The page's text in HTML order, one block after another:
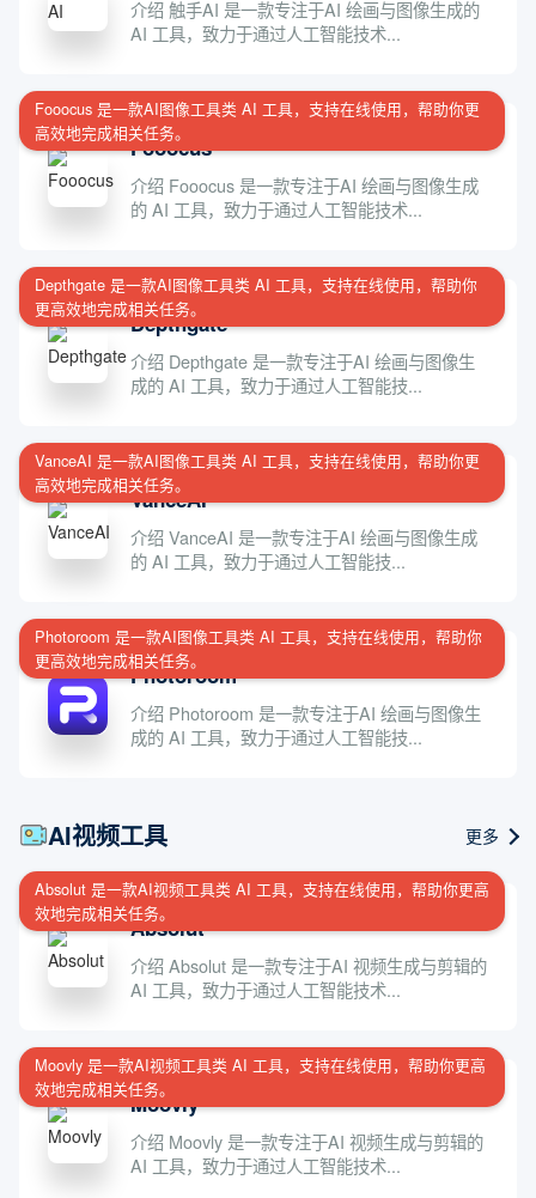
介绍 触手AI 是一款专注于AI 绘画与图像生成的
AI 工具，致力于通过人工智能技术...
Fooocus 是一款AI图像工具类 AI 工具，支持在线使用，帮助你更
高效地完成相关任务。
Fooocus
介绍 Fooocus 是一款专注于AI 绘画与图像生成
的 AI 工具，致力于通过人工智能技术...
Depthgate 是一款AI图像工具类 AI 工具，支持在线使用，帮助你
更高效地完成相关任务。
Depthgate
介绍 Depthgate 是一款专注于AI 绘画与图像生
成的 AI 工具，致力于通过人工智能技...
VanceAI 是一款AI图像工具类 AI 工具，支持在线使用，帮助你更
高效地完成相关任务。
VanceAI
介绍 VanceAI 是一款专注于AI 绘画与图像生成
的 AI 工具，致力于通过人工智能技...
Photoroom 是一款AI图像工具类 AI 工具，支持在线使用，帮助你
更高效地完成相关任务。
Photoroom
介绍 Photoroom 是一款专注于AI 绘画与图像生
成的 AI 工具，致力于通过人工智能技...
AI视频工具 更多
Absolut 是一款AI视频工具类 AI 工具，支持在线使用，帮助你更高
效地完成相关任务。
Absolut
介绍 Absolut 是一款专注于AI 视频生成与剪辑的
AI 工具，致力于通过人工智能技术...
Moovly 是一款AI视频工具类 AI 工具，支持在线使用，帮助你更高
效地完成相关任务。
Moovly
介绍 Moovly 是一款专注于AI 视频生成与剪辑的
AI 工具，致力于通过人工智能技术...